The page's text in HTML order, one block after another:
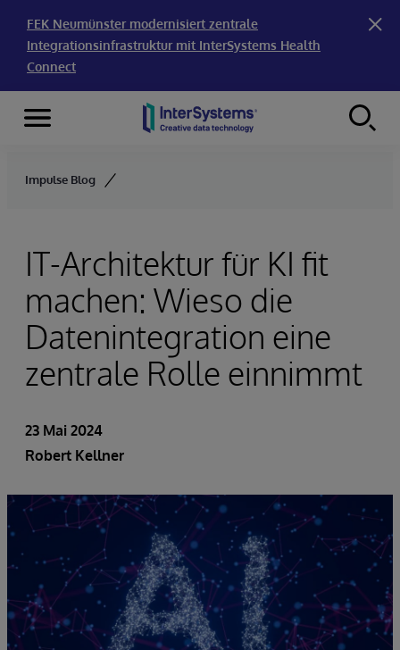
FEK Neumünster modernisiert zentrale
Integrationsinfrastruktur mit InterSystems Health
Connect
Skip to content
Menu
Impulse Blog
IT-Architektur für KI fit
machen: Wieso die
Datenintegration eine
zentrale Rolle einnimmt
23 Mai 2024
Robert Kellner